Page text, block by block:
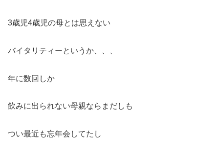
3歳児4歳児の母とは思えない
バイタリティーというか、、、
年に数回しか
飲みに出られない母親ならまだしも
つい最近も忘年会してたし